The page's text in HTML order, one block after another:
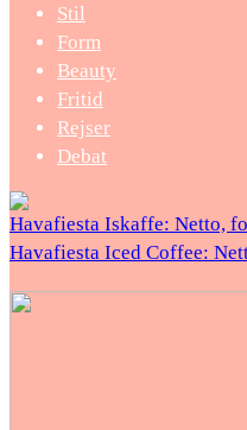
Stil
Form
Beauty
Fritid
Rejser
Debat
Havafiesta Iskaffe: Netto,
Havafiesta Iced Coffee: